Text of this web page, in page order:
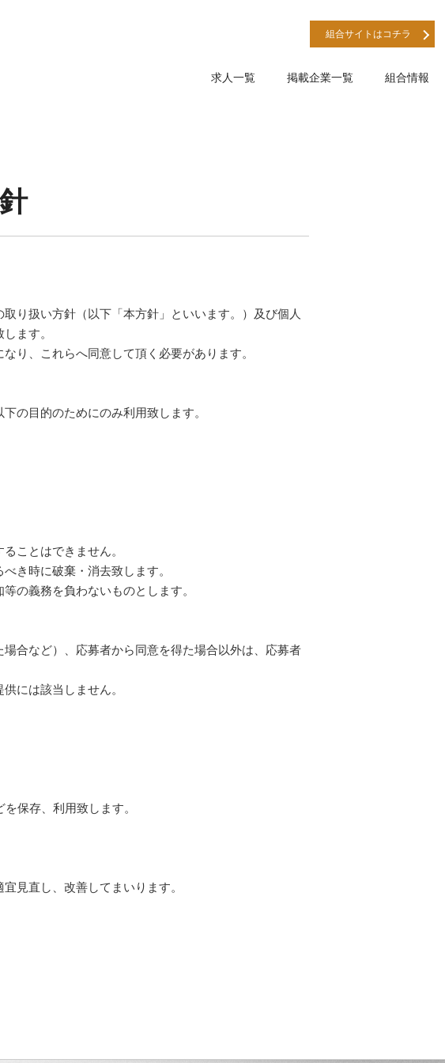
組合サイトはコチラ
求人一覧 掲載企業一覧 組合情報
り扱い方針（以下「本方針」といいます。）及び個人
ます。
り、これらへ同意して頂く必要があります。
の目的のためにのみ利用致します。
ことはできません。
き時に破棄・消去致します。
の義務を負わないものとします。
合など）、応募者から同意を得た場合以外は、応募者
には該当しません。
保存、利用致します。
見直し、改善してまいります。